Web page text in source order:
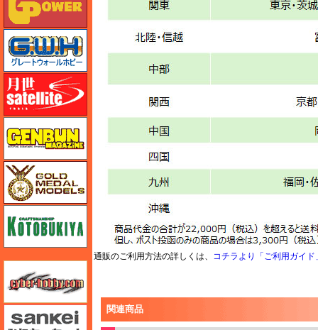
通販のご利用方法の詳しくは、 コチラより「ご利用ガイド
関連商品
グレートウォールホビー
ゲンブンマガジン
ゴールドメダルモデルズ
さんけい みにちゅあーと